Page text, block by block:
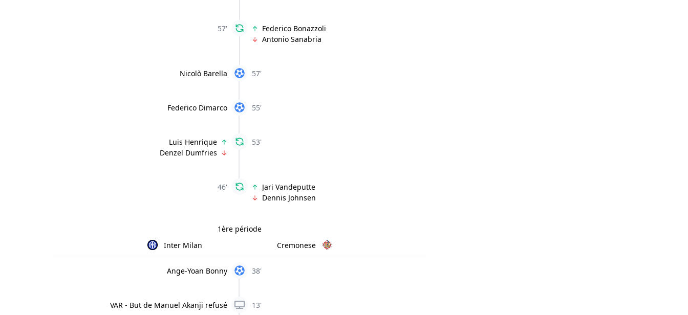
57'
Federico Bonazzoli
Antonio Sanabria
57'
Nicolò Barella
55'
Federico Dimarco
53'
Luis Henrique
Denzel Dumfries
46'
Jari Vandeputte
Dennis Johnsen
1ère période
Inter Milan
Cremonese
38'
Ange-Yoan Bonny
13'
VAR - But de Manuel Akanji refusé